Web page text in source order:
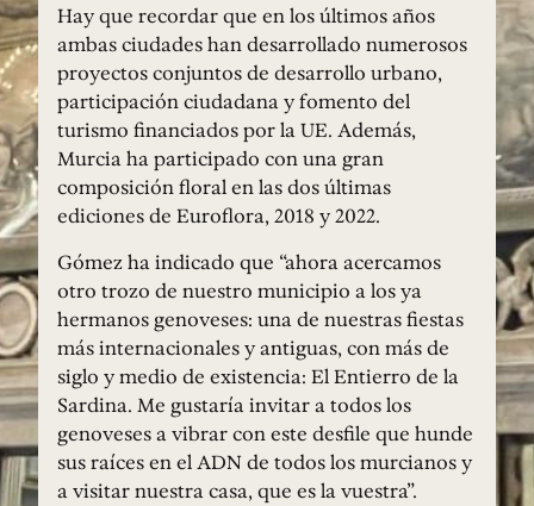
Hay que recordar que en los últimos años
ambas ciudades han desarrollado numerosos
proyectos conjuntos de desarrollo urbano,
participación ciudadana y fomento del
turismo financiados por la UE. Además,
Murcia ha participado con una gran
composición floral en las dos últimas
ediciones de Euroflora, 2018 y 2022.
Gómez ha indicado que “ahora acercamos
otro trozo de nuestro municipio a los ya
hermanos genoveses: una de nuestras fiestas
más internacionales y antiguas, con más de
siglo y medio de existencia: El Entierro de la
Sardina. Me gustaría invitar a todos los
genoveses a vibrar con este desfile que hunde
sus raíces en el ADN de todos los murcianos y
a visitar nuestra casa, que es la vuestra”.